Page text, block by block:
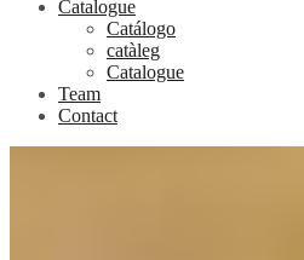
Catalogue
Catálogo
catàleg
Catalogue
Team
Contact